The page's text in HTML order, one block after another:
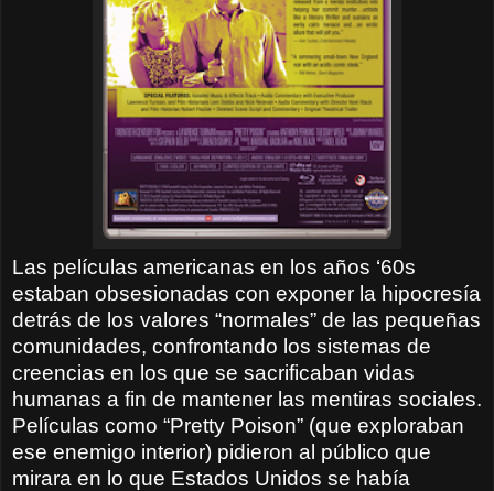
Las películas americanas en los años ‘60s
estaban obsesionadas con exponer la hipocresía
detrás de los valores “normales” de las pequeñas
comunidades, confrontando los sistemas de
creencias en los que se sacrificaban vidas
humanas a fin de mantener las mentiras sociales.
Películas como “Pretty Poison” (que exploraban
ese enemigo interior) pidieron al público que
mirara en lo que Estados Unidos se había